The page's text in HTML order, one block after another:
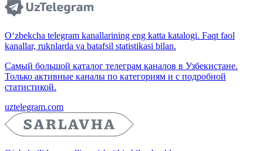
O‘zbekcha telegram kanallarining eng katta katalogi. Faqt faol
kanallar, ruknlarda va batafsil statistikasi bilan.
Самый большой каталог телеграм каналов в Узбекистане.
Только активные каналы по категориям и с подробной
статистикой.
uztelegram.com